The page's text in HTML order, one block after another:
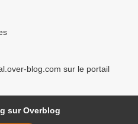
blog.com sur le portail
sur Overblog